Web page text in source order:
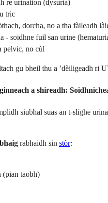
rè urination (dysuria)
tric
dorcha, no a tha fàileadh
- soidhne fuil san urine
pelvic, no cùl
gu bheil thu a ’dèiligeadh ri
a shireadh:
siubhal suas an t-slighe
rabhaidh sin stòr:
(pian taobh)